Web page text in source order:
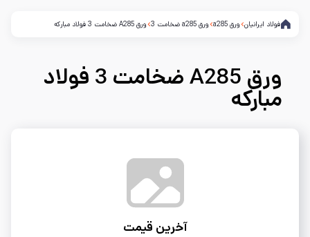
فولاد ایرانیان ورق a285 ورق a285 ضخامت 3 ورق A285 ضخامت 3 فولاد مبارکه
ورق A285 ضخامت 3 فولاد
مبارکه
آخرین قیمت